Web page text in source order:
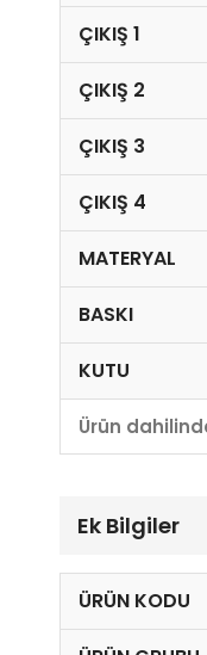
ÇIKIŞ 1
ÇIKIŞ 2
ÇIKIŞ 3
ÇIKIŞ 4
MATERYAL
BASKI
KUTU
Ürün
Ek Bilgiler
ÜRÜN KODU